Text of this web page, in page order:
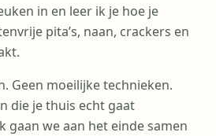
in en leer ik je hoe je
pita’s, naan, crackers en
Geen moeilijke technieken.
die je thuis echt gaat
gaan we aan het einde samen